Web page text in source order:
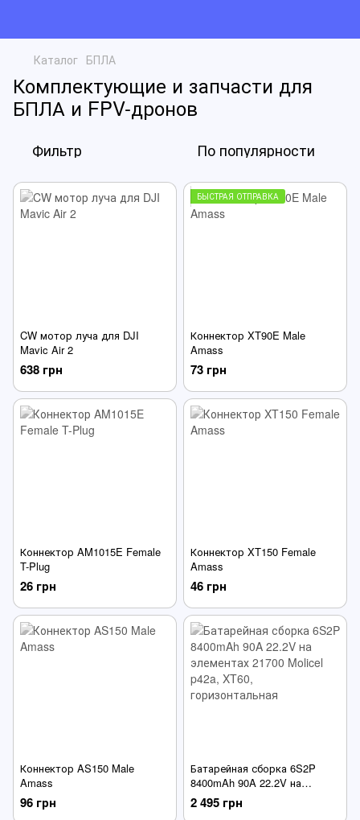
Каталог БПЛА
Комплектующие и запчасти для
БПЛА и FPV-дронов
Фильтр По популярности
CW мотор луча для DJI
Mavic Air 2
638 грн
БЫСТРАЯ ОТПРАВКА
Коннектор XT90E Male
Amass
73 грн
Коннектор AM1015E Female
T-Plug
26 грн
Коннектор XT150 Female
Amass
46 грн
Коннектор AS150 Male
Amass
96 грн
Батарейная сборка 6S2P
8400mAh 90A 22.2V на
элементах 21700 Molicel p42a,
XT60, горизонтальная
2 495 грн